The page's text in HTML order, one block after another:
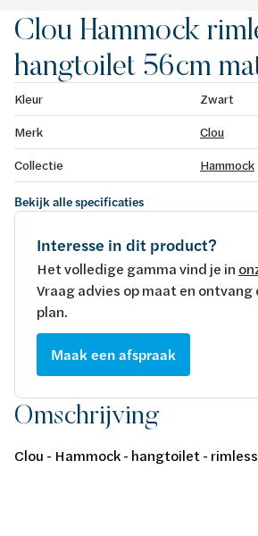
Clou Hammock
hangtoilet 56cm
Kleur
Zwart
Merk
Clou
Collectie
Hammock
Bekijk alle specificaties
Interesse in dit product?
Het volledige gamma vind je in
Vraag advies op maat en ontvang
plan.
Maak een afspraak
Omschrijving
Clou - Hammock - hangtoilet -